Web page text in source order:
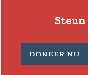
DONEER NU